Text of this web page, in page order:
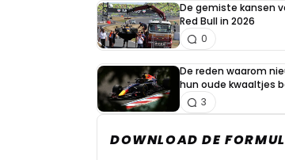
De gemiste kansen
Red Bull in 2026
0
De reden waarom
hun oude kwaaltjes
3
DOWNLOAD DE